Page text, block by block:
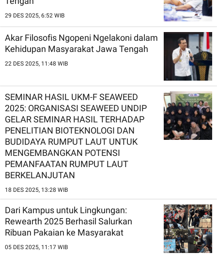
29 DES 2025, 6:52 WIB
Akar Filosofis Ngopeni Ngelakoni dalam
Kehidupan Masyarakat Jawa Tengah
22 DES 2025, 11:48 WIB
SEMINAR HASIL UKM-F SEAWEED
2025: ORGANISASI SEAWEED UNDIP
GELAR SEMINAR HASIL TERHADAP
PENELITIAN BIOTEKNOLOGI DAN
BUDIDAYA RUMPUT LAUT UNTUK
MENGEMBANGKAN POTENSI
PEMANFAATAN RUMPUT LAUT
BERKELANJUTAN
18 DES 2025, 13:28 WIB
Dari Kampus untuk Lingkungan:
Rewearth 2025 Berhasil Salurkan
Ribuan Pakaian ke Masyarakat
05 DES 2025, 11:17 WIB